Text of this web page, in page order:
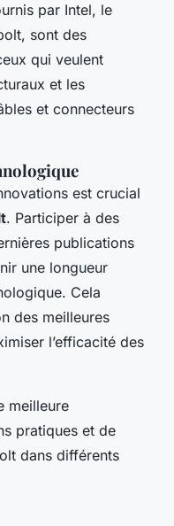
par Intel, le
sont des
qui veulent
et les
et connecteurs
est crucial
. Participer à des
publications
une longueur
Cela
des meilleures
l’efficacité des
meilleure
pratiques et de
dans différents